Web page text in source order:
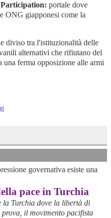
portale dove
ONG giapponesi come la
diviso tra l'istituzionalità delle
alternativi che rifiutano del
una ferma opposizione alle armi
governativa esiste una
pace in Turchia
la Turchia dove la libertà di
prova, il movimento pacifista